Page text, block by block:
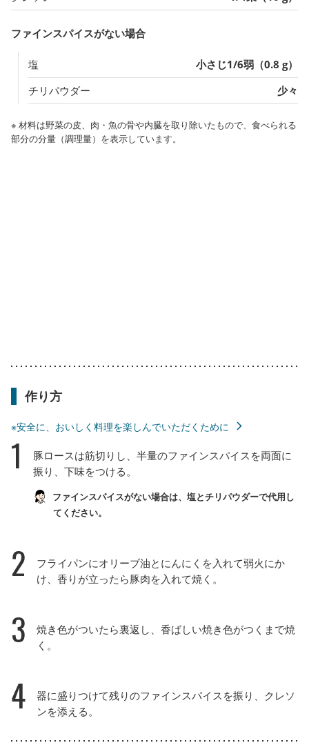
ファインスパイスがない場合
塩
小さじ1/6弱（0.8 g）
チリパウダー
少々
※ 材料は野菜の皮、肉・魚の骨や内臓を取り除いたもので、食べられる
部分の分量（調理量）を表示しています。
作り方
※安全に、おいしく料理を楽しんでいただくために
1
豚ロースは筋切りし、半量のファインスパイスを両面に
振り、下味をつける。
ファインスパイスがない場合は、塩とチリパウダーで代用し
てください。
2
フライパンにオリーブ油とにんにくを入れて弱火にか
け、香りが立ったら豚肉を入れて焼く。
3
焼き色がついたら裏返し、香ばしい焼き色がつくまで焼
く。
4
器に盛りつけて残りのファインスパイスを振り、クレソ
ンを添える。